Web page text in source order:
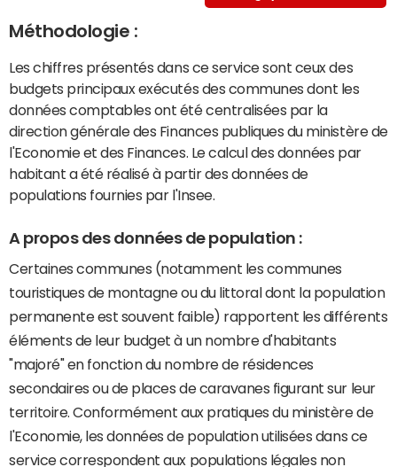
Méthodologie :
Les chiffres présentés dans ce service sont ceux des
budgets principaux exécutés des communes dont les
données comptables ont été centralisées par la
direction générale des Finances publiques du ministère de
l'Economie et des Finances. Le calcul des données par
habitant a été réalisé à partir des données de
populations fournies par l'Insee.
A propos des données de population :
Certaines communes (notamment les communes
touristiques de montagne ou du littoral dont la population
permanente est souvent faible) rapportent les différents
éléments de leur budget à un nombre d'habitants
"majoré" en fonction du nombre de résidences
secondaires ou de places de caravanes figurant sur leur
territoire. Conformément aux pratiques du ministère de
l'Economie, les données de population utilisées dans ce
service correspondent aux populations légales non